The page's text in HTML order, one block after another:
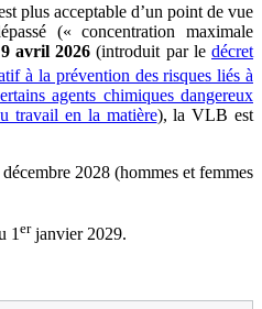
plus acceptable d’un point de vue
(« concentration maximale
avril 2026 (introduit par ledécret
à la prévention des risques liés à
agents chimiques dangereux
travail en la matière), la VLB est
2028 (hommes et femmes
1erjanvier 2029.